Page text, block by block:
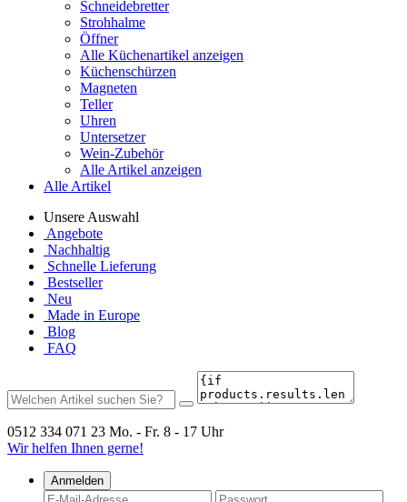
Schneidebretter
Strohhalme
Öffner
Alle Küchenartikel anzeigen
Küchenschürzen
Magneten
Teller
Uhren
Untersetzer
Wein-Zubehör
Alle Artikel anzeigen
Alle Artikel
Unsere Auswahl
Angebote
Nachhaltig
Schnelle Lieferung
Bestseller
Neu
Made in Europe
Blog
FAQ
0512 334 071 23 Mo. - Fr. 8 - 17 Uhr
Wir helfen Ihnen gerne!
Anmelden